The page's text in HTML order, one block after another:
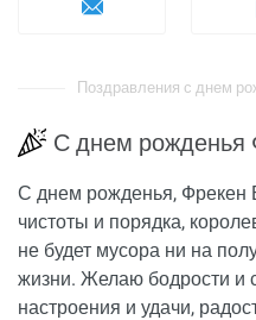
Поздравления с днем
С днем рожденья
С днем рожденья, Фрекен
чистоты и порядка,
не будет мусора ни на
жизни. Желаю бодрости и
настроения и удачи,